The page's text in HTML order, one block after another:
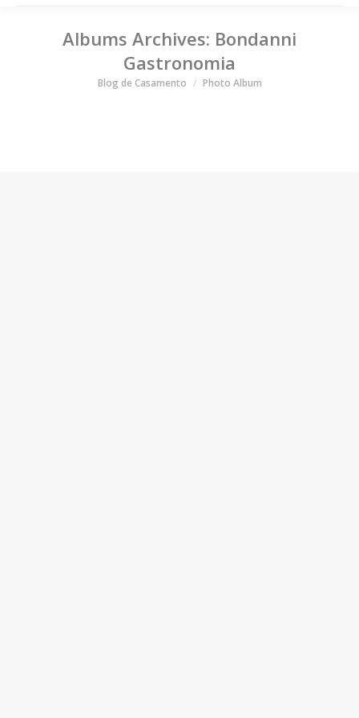
Albums Archives: Bondanni
Gastronomia
Você está aqui
Blog de Casamento Photo Album